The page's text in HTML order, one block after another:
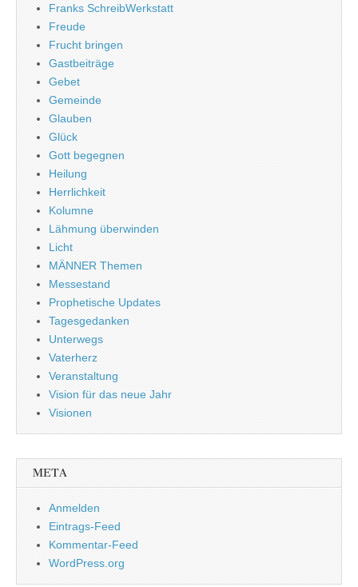
Franks SchreibWerkstatt
Freude
Frucht bringen
Gastbeiträge
Gebet
Gemeinde
Glauben
Glück
Gott begegnen
Heilung
Herrlichkeit
Kolumne
Lähmung überwinden
Licht
MÄNNER Themen
Messestand
Prophetische Updates
Tagesgedanken
Unterwegs
Vaterherz
Veranstaltung
Vision für das neue Jahr
Visionen
META
Anmelden
Eintrags-Feed
Kommentar-Feed
WordPress.org